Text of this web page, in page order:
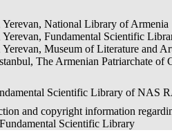
Yerevan, National Library of Armenia
Yerevan, Fundamental Scientific
Yerevan, Museum of Literature and
The Armenian Patriarchate of
Scientific Library of NAS
and copyright information
Scientific Library